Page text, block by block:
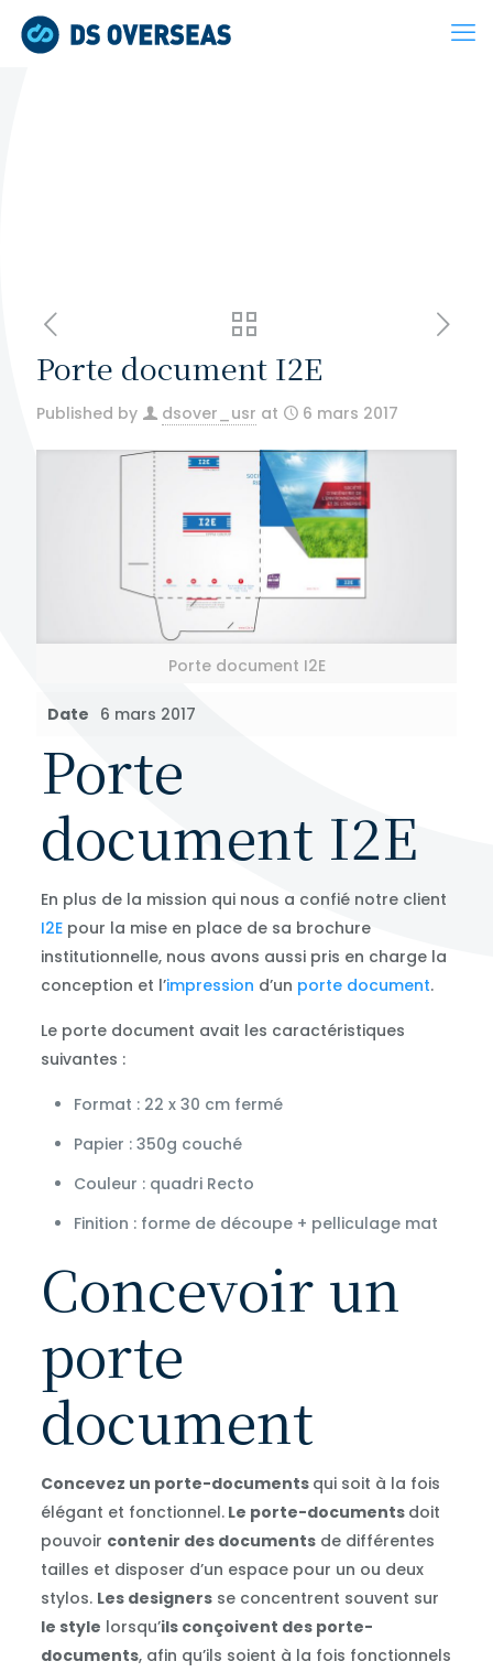
Porte document I2E
Published by dsover_usr at 6 mars 2017
Porte document I2E
Date 6 mars 2017
Porte
document I2E
En plus de la mission qui nous a confié notre client
I2Epour la mise en place de sa brochure
institutionnelle, nous avons aussi pris en charge la
conception et l’impression d’un porte document.
Le porte document avait les caractéristiques
suivantes :
Format : 22 x 30 cm fermé
Papier : 350g couché
Couleur : quadri Recto
Finition : forme de découpe + pelliculage mat
Concevoir un
porte
document
Concevez un porte-documents qui soit à la fois
élégant et fonctionnel.Le porte-documents doit
pouvoir contenir des documentsde différentes
tailles et disposer d’un espace pour un ou deux
stylos. Les designersse concentrent souvent sur
le style lorsqu’ils conçoivent des porte-
documents, afin qu’ils soient à la fois fonctionnels